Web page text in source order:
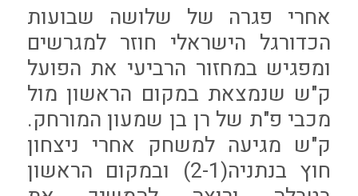
אחרי פגרה של שלושה שבועות
הכדורגל הישראלי חוזר למגרשים
ומפגיש במחזור הרביעי את הפועל
ק"ש שנמצאת במקום הראשון מול
מכבי פ"ת של רן בן שמעון המורחק.
ק"ש מגיעה למשחק אחרי ניצחון
חוץ בנתניה(2-1) ובמקום הראשון